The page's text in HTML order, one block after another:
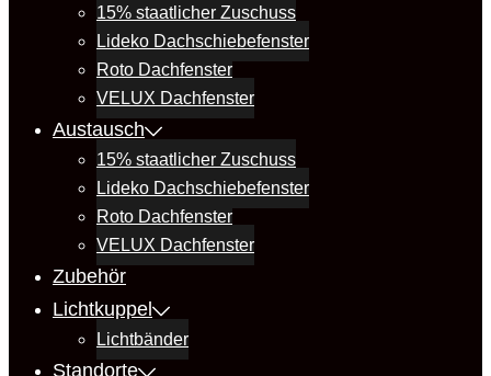
15% staatlicher Zuschuss
Lideko Dachschiebefenster
Roto Dachfenster
VELUX Dachfenster
Austausch
15% staatlicher Zuschuss
Lideko Dachschiebefenster
Roto Dachfenster
VELUX Dachfenster
Zubehör
Lichtkuppel
Lichtbänder
Standorte